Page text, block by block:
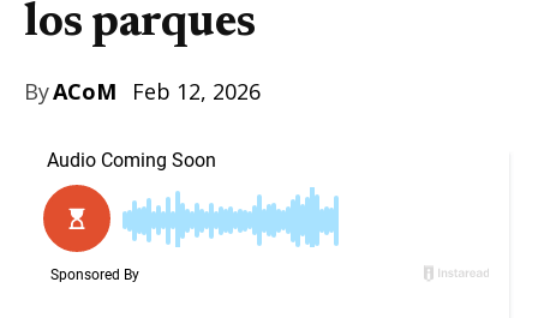
los parques
ByACoM Feb 12, 2026